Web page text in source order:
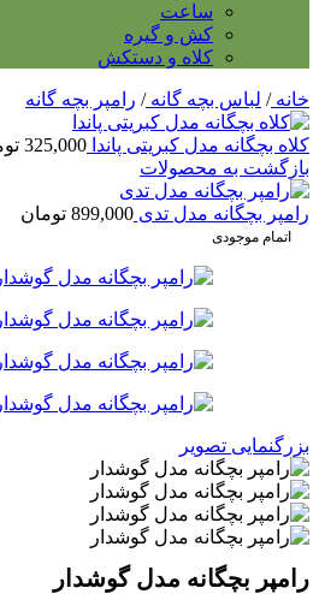
ساعت
کش و گیره
کلاه و دستکش
خانه/ لباس بچه گانه/ رامپر بچه گانه
کلاه بچگانه مدل کبریتی پاندا 325,000
بازگشت به محصولات
رامپر بچگانه مدل تدی 899,000 تومان
اتمام موجودی
بزرگنمایی تصویر
رامپر بچگانه مدل گوشدار